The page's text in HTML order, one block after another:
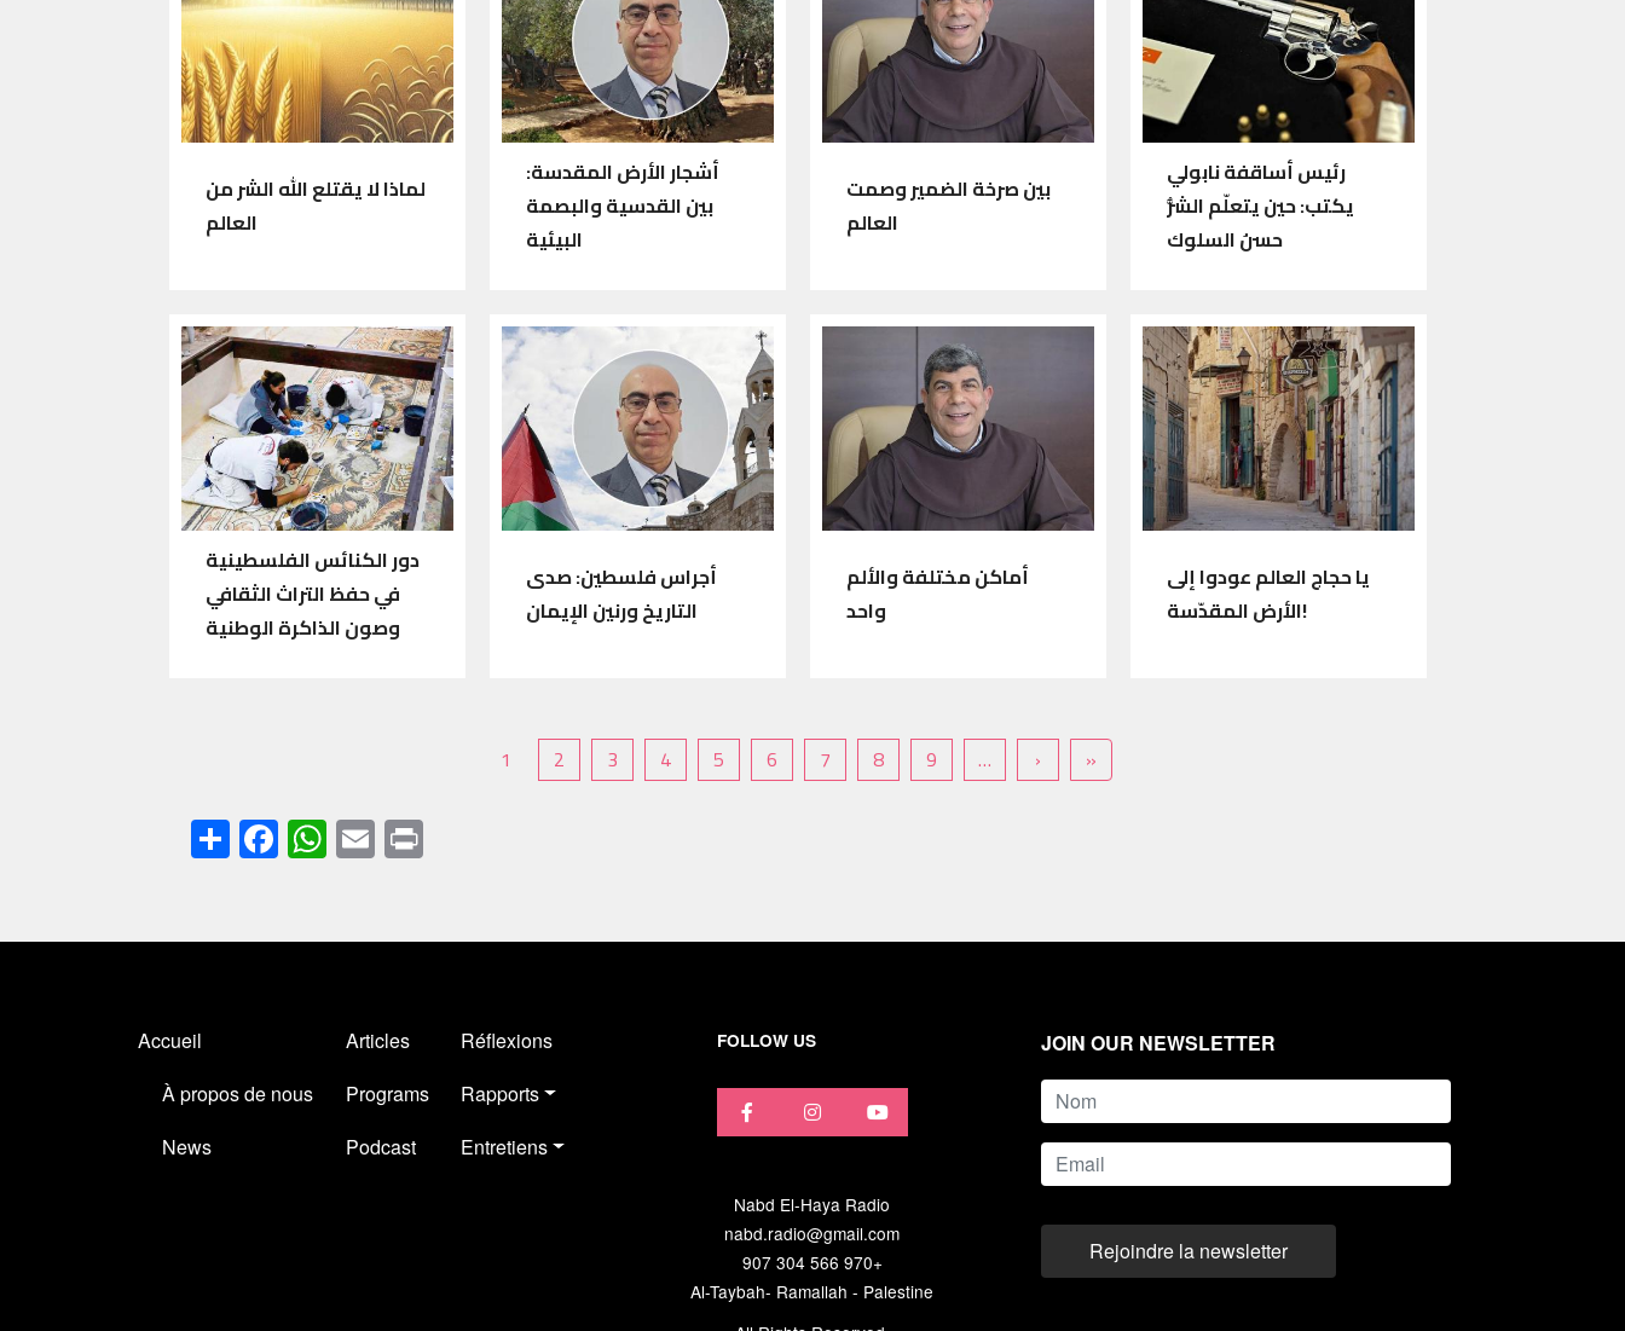
لماذا لا يقتلع الله الشر من
العالم
أشجار الأرض المقدسة:
بين القدسية والبصمة
البيئية
بين صرخة الضمير وصمت
العالم
رئيس أساقفة نابولي
يكتب: حين يتعلّم الشرُّ
حسنَ السلوك
دور الكنائس الفلسطينية
في حفظ التراث الثقافي
وصون الذاكرة الوطنية
أجراس فلسطين: صدى
التاريخ ورنين الإيمان
أماكن مختلفة والألم
واحد
يا حجاج العالم عودوا إلى
الأرض المقدّسة!
1 2 3 4 5 6 7 8 9 … ›
Page suivante
»
Dernière page
ShareFacebook
WhatsApp
Email
MAIN NAVIGATION
Accueil
À propos de nous
News
Articles
Programs
Podcast
Réflexions
Rapports
Entretiens
FOLLOW US
Nabd El-Haya Radio
nabd.radio@gmail.com
907 304 566 970+
Al-Taybah- Ramallah - Palestine
JOIN OUR NEWSLETTER
name
Email
Rejoindre la newsletter